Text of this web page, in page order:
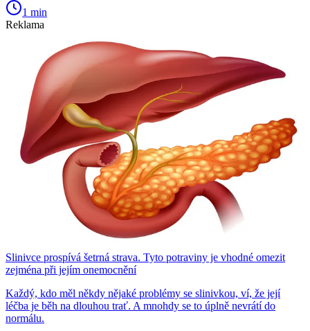
1 min
Reklama
Slinivce prospívá šetrná strava. Tyto potraviny je vhodné omezit
zejména při jejím onemocnění
Každý, kdo měl někdy nějaké problémy se slinivkou, ví, že její
léčba je běh na dlouhou trať. A mnohdy se to úplně nevrátí do
normálu.